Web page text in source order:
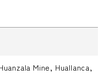
Mine, Huallanca,